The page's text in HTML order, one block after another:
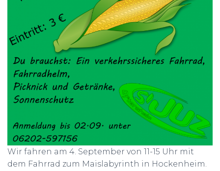
Wir fahren am 4. September von 11-15 Uhr mit
dem Fahrrad zum Maislabyrinth in Hockenheim.